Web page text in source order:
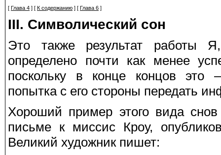
[ Глава 4 ] [ К содержанию ] [ Глава 6 ]
III. Символический сон
Это также результат работы
определено почти как менее
поскольку в конце концов это
попытка с его стороны передать
Хороший пример этого вида
письме к миссис Кроу,
Великий художник пишет: